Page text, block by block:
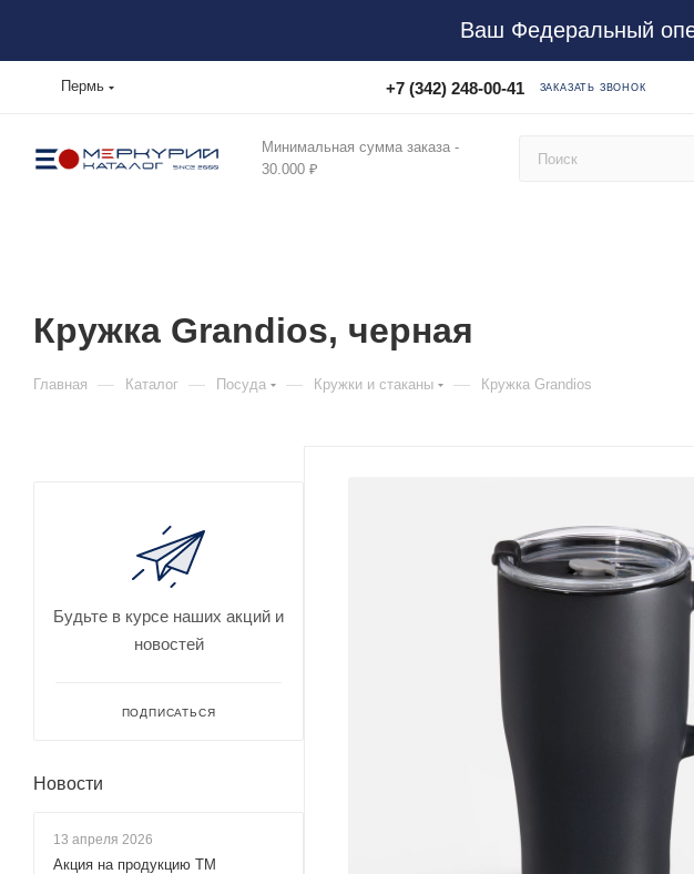
Ваш Федеральный
Пермь +7 (342) 248-00-41 ЗАКАЗАТЬ ЗВОНОК
Минимальная сумма заказа -
30.000 ₽
Кружка Grandios, черная
Главная — Каталог — Посуда — Кружки и стаканы — Кружка Grandios
Будьте в курсе наших акций и
новостей
ПОДПИСАТЬСЯ
Новости
13 апреля 2026
Акция на продукцию ТМ